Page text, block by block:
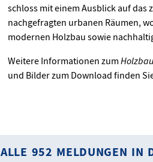
schloss mit einem Ausblick auf
nachgefragten urbanen Räumen,
modernen Holzbau sowie
Weitere Informationen zum
und Bilder zum Download finden
ALLE 952 MELDUNGEN IN